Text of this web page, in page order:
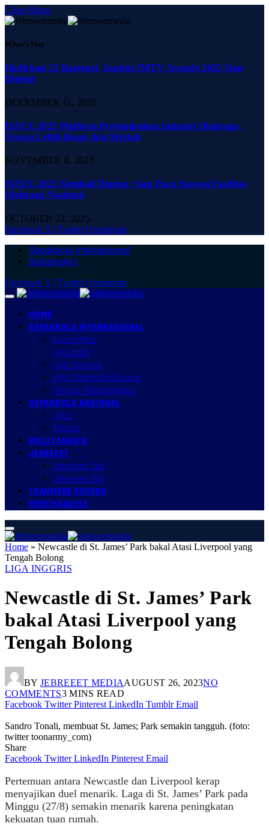
Close Menu
What's Hot
Hadirkan 21 Kategori, Santini JMTV Awards 2025 Siap
Digelar
DECEMBER 11, 2025
ISFEX 2025 Platform Pertumbuhan Industri Olahraga,
Terasa Lebih Besar dan Meriah
NOVEMBER 8, 2025
ISFEX 2025 Kembali Digelar, Siap Pacu Inovasi Fasilitas
Olahraga Nasional
OCTOBER 24, 2025
Facebook X (Twitter) Instagram
Sepakbola Internasional
Bulutangkis
Facebook X (Twitter) Instagram
HOME
SEPAKBOLA INTERNASIONAL
Liga Inggris
Liga Italia
Liga Spanyol
Liga Champion/Europa
Timnas Mancanegara
SEPAKBOLA NASIONAL
Liga 1
Timnas
BULUTANGKIS
JEBREEET
Jebreeet Talk
Jebreeet Tips
TRANMERE ROVERS
MERCHANDISE
Home » Newcastle di St. James’ Park bakal Atasi Liverpool yang
Tengah Bolong
LIGA INGGRIS
Newcastle di St. James’ Park
bakal Atasi Liverpool yang
Tengah Bolong
BY JEBREEET MEDIAAUGUST 26, 2023NO
COMMENTS3 MINS READ
Facebook Twitter Pinterest LinkedIn Tumblr Email
Sandro Tonali, membuat St. James; Park semakin tangguh. (foto:
twitter toonarmy_com)
Share
Facebook Twitter LinkedIn Pinterest Email
Pertemuan antara Newcastle dan Liverpool kerap
menyajikan duel menarik. Laga di St. James’ Park pada
Minggu (27/8) semakin menarik karena peningkatan
kekuatan tuan rumah.